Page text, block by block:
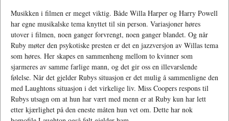
Musikken i filmen er meget viktig. Både Willa Harper og Harry Powell
har egne musikalske tema knyttet til sin person. Variasjoner høres
utover i filmen, noen ganger forvrengt, noen ganger blandet. Og når
Ruby møter den psykotiske presten er det en jazzversjon av Willas tema
som høres. Her skapes en sammenheng mellom to kvinner som
sjarmeres av samme farlige mann, og det gir oss en illevarslende
følelse. Når det gjelder Rubys situasjon er det mulig å sammenligne den
med Laughtons situasjon i det virkelige liv. Miss Coopers respons til
Rubys utsagn om at hun har vært med menn er at Ruby kun har lett
etter kjærlighet på den eneste måten hun vet om. Dette har nok